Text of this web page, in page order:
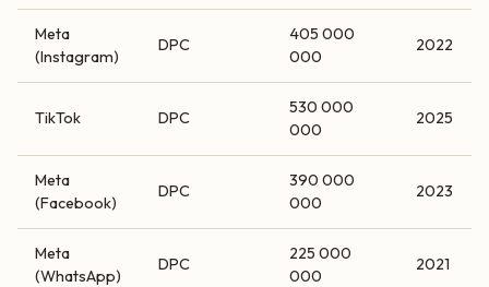
Meta
(Instagram)
DPC
405 000
000
2022
TikTok DPC
530 000
000
2025
Meta
(Facebook)
DPC
390 000
000
2023
Meta
(WhatsApp)
DPC
225 000
000
2021